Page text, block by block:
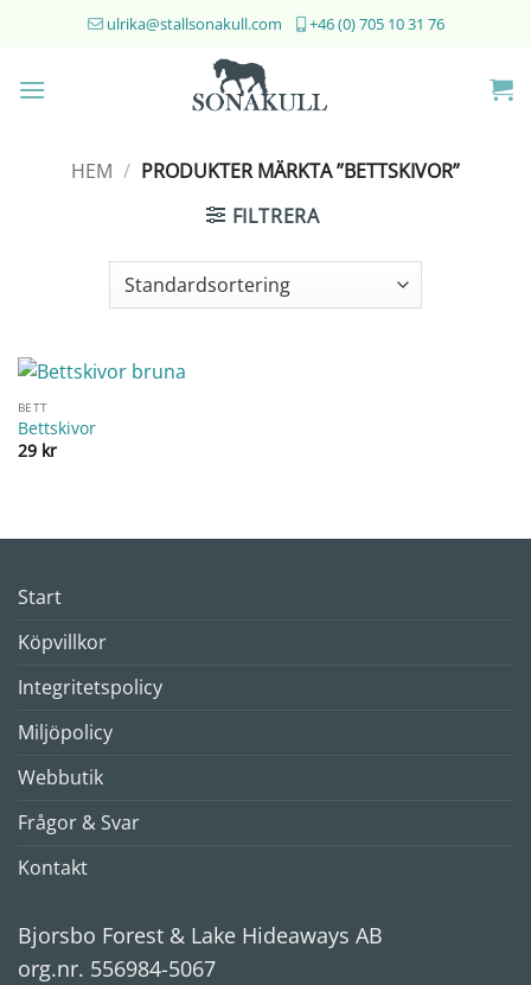
ulrika@stallsonakull.com +46 (0) 705 10 31 76
HEM / PRODUKTER MÄRKTA ”BETTSKIVOR”
FILTRERA
BETT
Bettskivor
29 kr
Start
Köpvillkor
Integritetspolicy
Miljöpolicy
Webbutik
Frågor & Svar
Kontakt
Bjorsbo Forest & Lake Hideaways AB
org.nr. 556984-5067